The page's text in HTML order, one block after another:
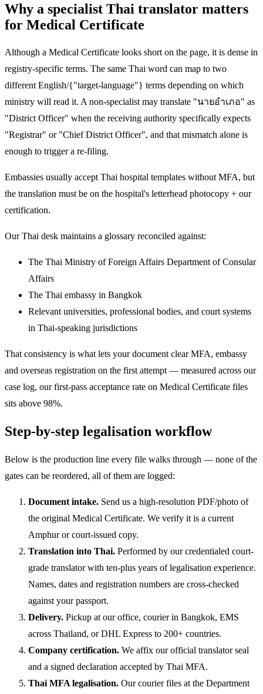
Why a specialist Thai translator matters
for Medical Certificate
Although a Medical Certificate looks short on the page, it is dense in
registry-specific terms. The same Thai word can map to two
different English/{"target-language"} terms depending on which
ministry will read it. A non-specialist may translate "นายอำเภอ" as
"District Officer" when the receiving authority specifically expects
"Registrar" or "Chief District Officer", and that mismatch alone is
enough to trigger a re-filing.
Embassies usually accept Thai hospital templates without MFA, but
the translation must be on the hospital's letterhead photocopy + our
certification.
Our Thai desk maintains a glossary reconciled against:
The Thai Ministry of Foreign Affairs Department of Consular
Affairs
The Thai embassy in Bangkok
Relevant universities, professional bodies, and court systems
in Thai-speaking jurisdictions
That consistency is what lets your document clear MFA, embassy
and overseas registration on the first attempt — measured across our
case log, our first-pass acceptance rate on Medical Certificate files
sits above 98%.
Step-by-step legalisation workflow
Below is the production line every file walks through — none of the
gates can be reordered, all of them are logged:
Document intake. Send us a high-resolution PDF/photo of
the original Medical Certificate. We verify it is a current
Amphur or court-issued copy.
Translation into Thai. Performed by our credentialed court-
grade translator with ten-plus years of legalisation experience.
Names, dates and registration numbers are cross-checked
against your passport.
Delivery. Pickup at our office, courier in Bangkok, EMS
across Thailand, or DHL Express to 200+ countries.
Company certification. We affix our official translator seal
and a signed declaration accepted by Thai MFA.
Thai MFA legalisation. Our courier files at the Department